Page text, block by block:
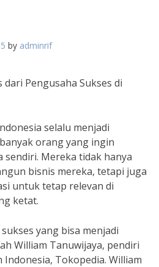
by adminrif
Pengusaha Sukses di
selalu menjadi
orang yang ingin
sendiri. Mereka tidak hanya
bisnis mereka, tetapi juga
untuk tetap relevan di
ketat.
yang bisa menjadi
William Tanuwijaya, pendiri
Tokopedia. William